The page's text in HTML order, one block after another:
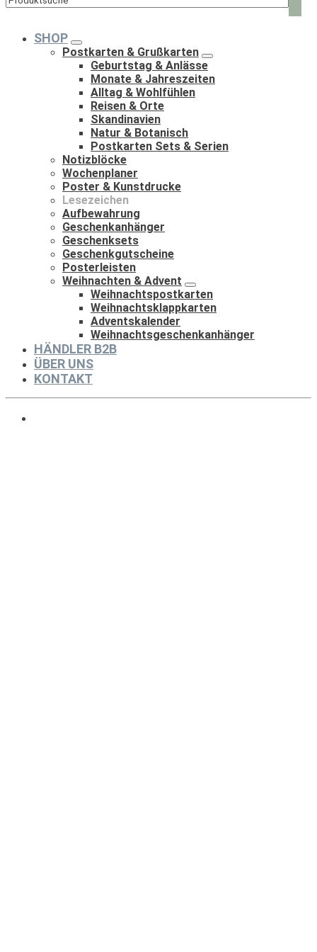
nach:
SHOP
Postkarten & Grußkarten
Geburtstag & Anlässe
Monate & Jahreszeiten
Alltag & Wohlfühlen
Reisen & Orte
Skandinavien
Natur & Botanisch
Postkarten Sets & Serien
Notizblöcke
Wochenplaner
Poster & Kunstdrucke
Lesezeichen
Aufbewahrung
Geschenkanhänger
Geschenksets
Geschenkgutscheine
Posterleisten
Weihnachten & Advent
Weihnachtspostkarten
Weihnachtsklappkarten
Adventskalender
Weihnachtsgeschenkanhänger
HÄNDLER B2B
ÜBER UNS
KONTAKT